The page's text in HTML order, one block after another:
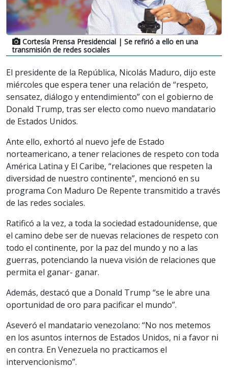
Cortesía Prensa Presidencial | Se refirió a ello en una
transmisión de redes sociales
El presidente de la República, Nicolás Maduro, dijo este
miércoles que espera tener una relación de “respeto,
sensatez, diálogo y entendimiento” con el gobierno de
Donald Trump, tras ser electo como nuevo mandatario
de Estados Unidos.
Ante ello, exhortó al nuevo jefe de Estado
norteamericano, a tener relaciones de respeto con toda
América Latina y El Caribe, “relaciones que respeten la
diversidad de nuestro continente”, mencionó en su
programa Con Maduro De Repente transmitido a través
de las redes sociales.
Ratificó a la vez, a toda la sociedad estadounidense, que
el camino debe ser de nuevas relaciones de respeto con
todo el continente, por la paz del mundo y no a las
guerras, potenciando la nueva visión de relaciones que
permita el ganar- ganar.
Además, destacó que a Donald Trump “se le abre una
oportunidad de oro para pacificar el mundo”.
Aseveró el mandatario venezolano: “No nos metemos
en los asuntos internos de Estados Unidos, ni a favor ni
en contra. En Venezuela no practicamos el
intervencionismo”.